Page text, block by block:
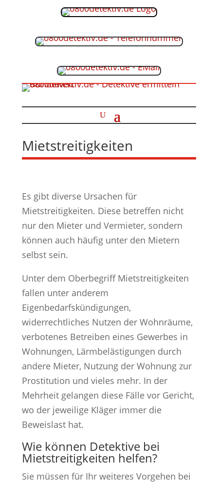
Mietstreitigkeiten
Es gibt diverse Ursachen für
Mietstreitigkeiten. Diese betreffen nicht
nur den Mieter und Vermieter, sondern
können auch häufig unter den Mietern
selbst sein.
Unter dem Oberbegriff Mietstreitigkeiten
fallen unter anderem
Eigenbedarfskündigungen,
widerrechtliches Nutzen der Wohnräume,
verbotenes Betreiben eines Gewerbes in
Wohnungen, Lärmbelästigungen durch
andere Mieter, Nutzung der Wohnung zur
Prostitution und vieles mehr. In der
Mehrheit gelangen diese Fälle vor Gericht,
wo der jeweilige Kläger immer die
Beweislast hat.
Wie können Detektive bei
Mietstreitigkeiten helfen?
Sie müssen für Ihr weiteres Vorgehen bei